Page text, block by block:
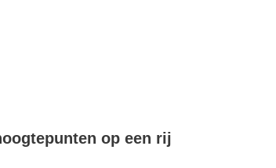
op een rij